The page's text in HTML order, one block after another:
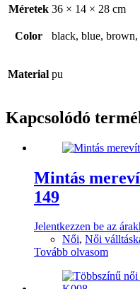
Méretek 36 × 14 × 28 cm
Color black, blue, brown,
Material pu
Kapcsolódó
Mintás
149
Jelentkezzen be az
Női, Női
Tovább olvasom